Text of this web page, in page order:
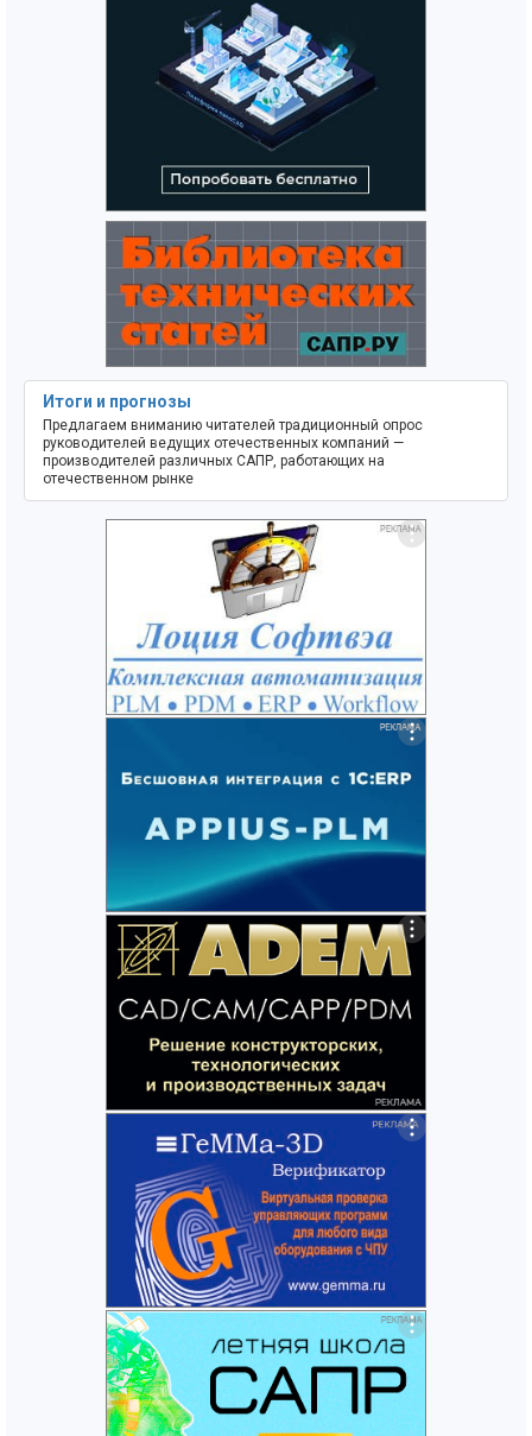
Итоги и прогнозы
Предлагаем вниманию читателей традиционный опрос
руководителей ведущих отечественных компаний —
производителей различных САПР, работающих на
отечественном рынке